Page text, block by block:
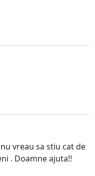
vreau sa stiu cat de
. Doamne ajuta!!